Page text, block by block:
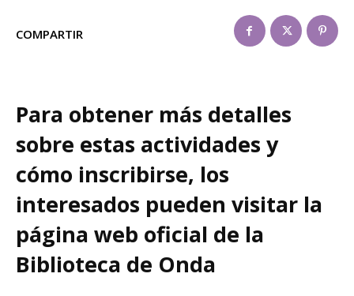
COMPARTIR
Para obtener más detalles
sobre estas actividades y
cómo inscribirse, los
interesados pueden visitar la
página web oficial de la
Biblioteca de Onda